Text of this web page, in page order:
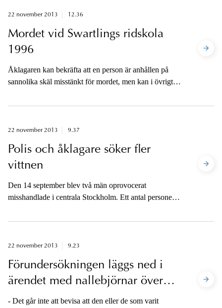
22 november 2013 12.36
Mordet vid Swartlings ridskola
1996
Åklagaren kan bekräfta att en person är anhållen på
sannolika skäl misstänkt för mordet, men kan i övrigt
22 november 2013 9.37
Polis och åklagare söker fler
vittnen
Den 14 september blev två män oprovocerat
misshandlade i centrala Stockholm. Ett antal personer
åklagare söker ytterligare vittnesuppgifter.
22 november 2013 9.23
Förundersökningen läggs ned i
ärendet med nallebjörnar över
Vitryssland
- Det går inte att bevisa att den eller de som varit